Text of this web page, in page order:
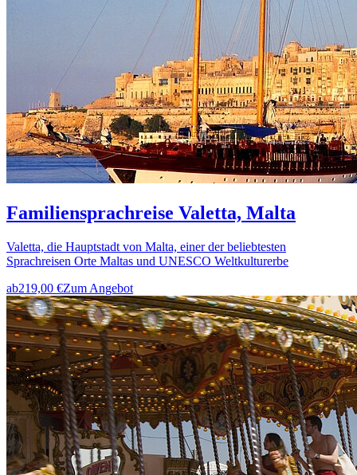
Familiensprachreise Valetta, Malta
Valetta, die Hauptstadt von Malta, einer der beliebtesten
Sprachreisen Orte Maltas und UNESCO Weltkulturerbe
ab219,00 €Zum Angebot